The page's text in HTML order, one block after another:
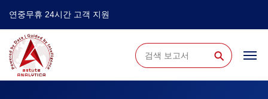
연중무휴 24시간 고객 지원
⚲